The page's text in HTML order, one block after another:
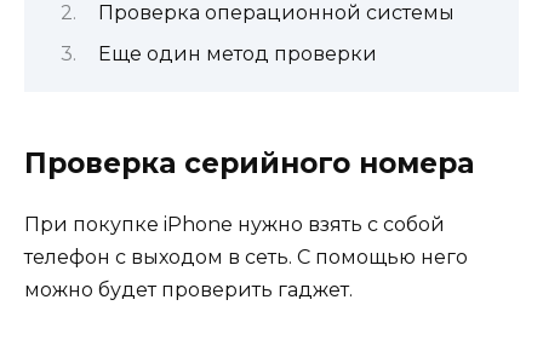
Проверка операционной системы
Еще один метод проверки
Проверка серийного номера
При покупке iPhone нужно взять с собой
телефон с выходом в сеть. С помощью него
можно будет проверить гаджет.